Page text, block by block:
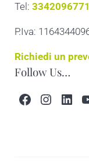
Tel: 3342096771
P.Iva:
Richiedi un
Follow Us…
Facebook